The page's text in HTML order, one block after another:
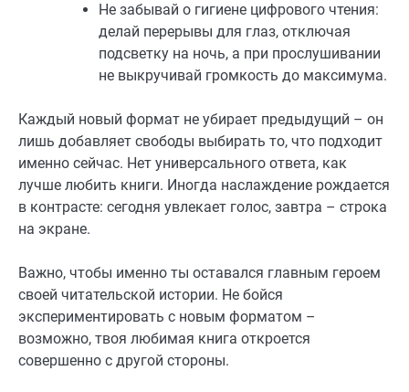
Не забывай о гигиене цифрового чтения:
делай перерывы для глаз, отключая
подсветку на ночь, а при прослушивании
не выкручивай громкость до максимума.
Каждый новый формат не убирает предыдущий – он
лишь добавляет свободы выбирать то, что подходит
именно сейчас. Нет универсального ответа, как
лучше любить книги. Иногда наслаждение рождается
в контрасте: сегодня увлекает голос, завтра – строка
на экране.
Важно, чтобы именно ты оставался главным героем
своей читательской истории. Не бойся
экспериментировать с новым форматом –
возможно, твоя любимая книга откроется
совершенно с другой стороны.